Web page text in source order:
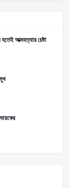
আত্মহত্যার চেষ্টা